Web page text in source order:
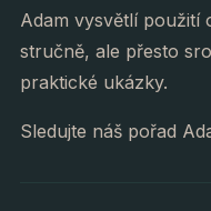
Adam vysvětlí použití
stručně, ale přesto
praktické ukázky.
Sledujte náš pořad